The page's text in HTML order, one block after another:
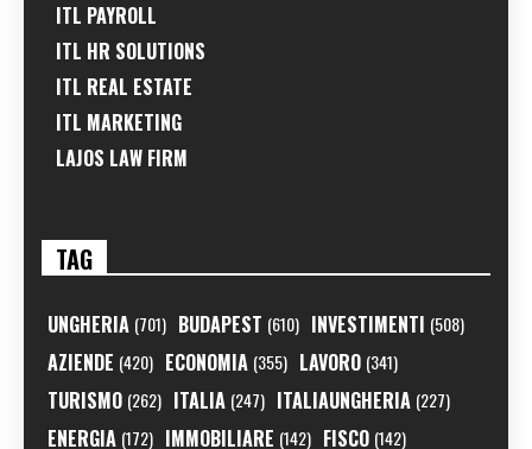
ITL PAYROLL
ITL HR SOLUTIONS
ITL REAL ESTATE
ITL MARKETING
LAJOS LAW FIRM
TAG
UNGHERIA (701) BUDAPEST (610) INVESTIMENTI (508)
AZIENDE (420) ECONOMIA (355) LAVORO (341)
TURISMO (262) ITALIA (247) ITALIAUNGHERIA (227)
ENERGIA (172) IMMOBILIARE (142) FISCO (142)